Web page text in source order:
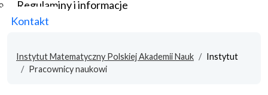
Regulaminy i informacje
Kontakt
Instytut Matematyczny Polskiej Akademii Nauk
Instytut
Pracownicy naukowi